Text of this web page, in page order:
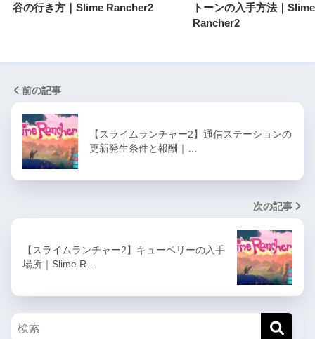
谷の行き方｜Slime Rancher2
トーンの入手方法｜Slime
Rancher2
前の記事
【スライムランチャー2】通信ステーションの
更新発生条件と報酬｜…
次の記事
【スライムランチャー2】キューベリーの入手
場所｜Slime R…